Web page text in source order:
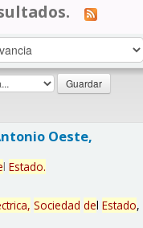
Oeste,
l Estado.
Sociedad del Estado,